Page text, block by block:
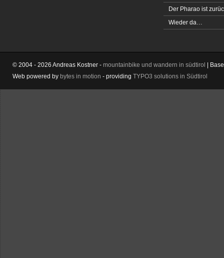
Der Pharao ist
Wieder da…
© 2004 - 2026 Andreas Kostner - mountainbike und wandern in südtirol |
Web powered by bytes in motion - providing TYPO3 solutions in Südtirol